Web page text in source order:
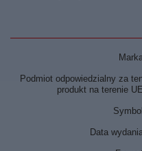
Podmiot odpowiedzialny za
produkt na terenie UE
Symbol
Data